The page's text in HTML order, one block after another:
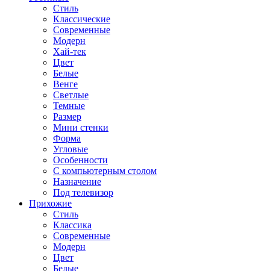
Стиль
Классические
Современные
Модерн
Хай-тек
Цвет
Белые
Венге
Светлые
Темные
Размер
Мини стенки
Форма
Угловые
Особенности
С компьютерным столом
Назначение
Под телевизор
Прихожие
Стиль
Классика
Современные
Модерн
Цвет
Белые